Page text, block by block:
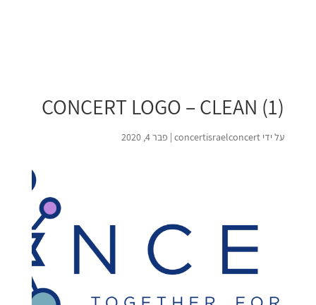
CONCERT LOGO – CLEAN (1)
על ידי concertisraelconcert
| פבר 4, 2020